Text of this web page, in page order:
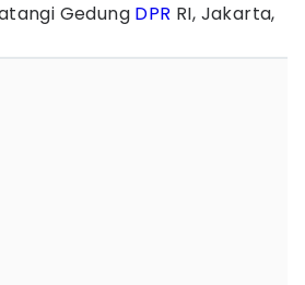
Gedung DPR RI, Jakarta,